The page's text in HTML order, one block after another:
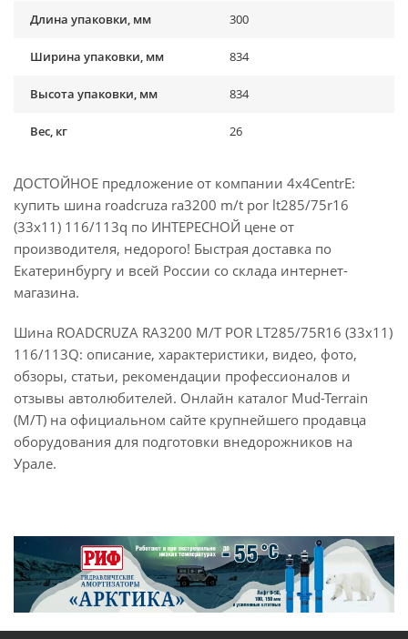
Длина упаковки, мм 300
Ширина упаковки, мм 834
Высота упаковки, мм 834
Вес, кг 26
ДОСТОЙНОЕ предложение от компании 4x4CentrE:
купить шина roadcruza ra3200 m/t por lt285/75r16
(33x11) 116/113q по ИНТЕРЕСНОЙ цене от
производителя, недорого! Быстрая доставка по
Екатеринбургу и всей России со склада интернет-
магазина.
Шина ROADCRUZA RA3200 M/T POR LT285/75R16 (33x11)
116/113Q: описание, характеристики, видео, фото,
обзоры, статьи, рекомендации профессионалов и
отзывы автолюбителей. Онлайн каталог Mud-Terrain
(M/T) на официальном сайте крупнейшего продавца
оборудования для подготовки внедорожников на
Урале.